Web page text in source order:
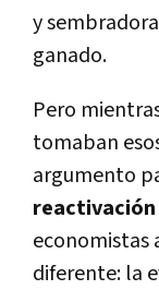
y
ganado.
Pero
tomaban
argumento
reactivación
economistas
diferente: la